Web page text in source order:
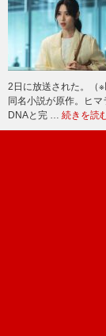
2日に放送された。（
同名小説が原作。ヒ
DNAと完 … 続きを読